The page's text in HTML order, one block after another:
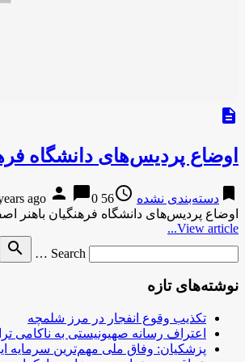
description
اوضاع پردیس‌های دانشگاه
bookmark دسته‌بندی نشده access_time
56 years ago
person chat_bubble0
اوضاع پردیس‌های دانشگاه فرهنگیان باهنر
View article...
Search …
search
نوشته‌های تازه
تکذیب وقوع انفجار در مرز شلمچه
اعتراف رسانه صهیونیستی به ناکامی
پزشکیان: وفاق ملی مهم‌ترین سرمایه